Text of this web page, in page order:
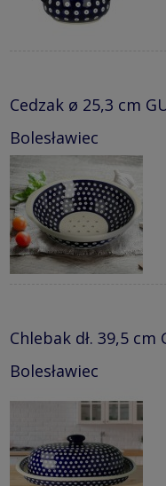
Cedzak ø 25,3 cm
Bolesławiec
Chlebak dł. 39,5 cm
Bolesławiec